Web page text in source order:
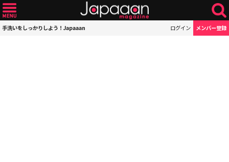
手洗いをしっかりしよう！Japaaan ログイン メンバー登録